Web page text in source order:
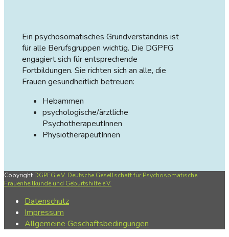
Ein psychosomatisches Grundverständnis ist
für alle Berufsgruppen wichtig. Die DGPFG
engagiert sich für entsprechende
Fortbildungen. Sie richten sich an alle, die
Frauen gesundheitlich betreuen:
Hebammen
psychologische/ärztliche
PsychotherapeutInnen
PhysiotherapeutInnen
Copyright DGPFG e.V. Deutsche Gesellschaft für Psychosomatische
Frauenheilkunde und Geburtshilfe e.V.
Datenschutz
Impressum
Allgemeine Geschäftsbedingungen